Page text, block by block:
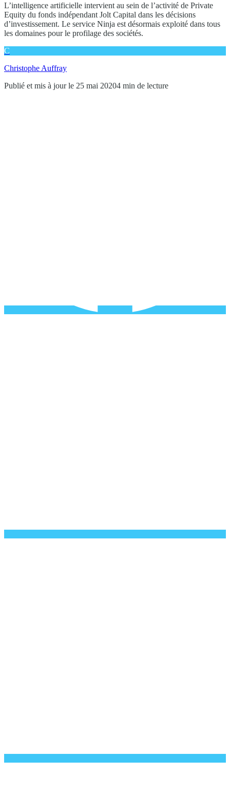
L’intelligence artificielle intervient au sein de l’activité de Private
Equity du fonds indépendant Jolt Capital dans les décisions
d’investissement. Le service Ninja est désormais exploité dans tous
les domaines pour le profilage des sociétés.
C
Christophe Auffray
Publié et mis à jour le 25 mai 20204 min de lecture